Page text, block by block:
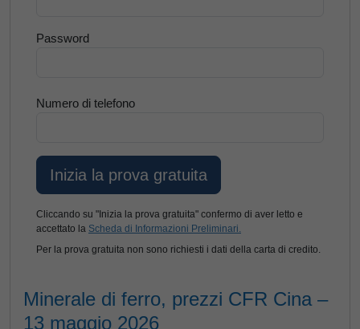
Password
Numero di telefono
Cliccando su "Inizia la prova gratuita" confermo di aver letto e
accettato la Scheda di Informazioni Preliminari.
Per la prova gratuita non sono richiesti i dati della carta di credito.
Minerale di ferro, prezzi CFR Cina –
13 maggio 2026